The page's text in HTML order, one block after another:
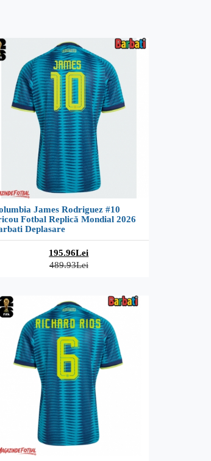
James Rodriguez #10
Fotbal Replică Mondial 2026
Deplasare
195.96Lei
489.93Lei